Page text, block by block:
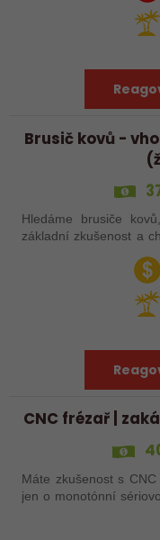
Brusič kovů -
Hledáme brusiče
základní zkušenost a chce
abys už někdy
CNC frézař |
Máte zkušenost s
jen o monotónní sériovou výrobu? Do